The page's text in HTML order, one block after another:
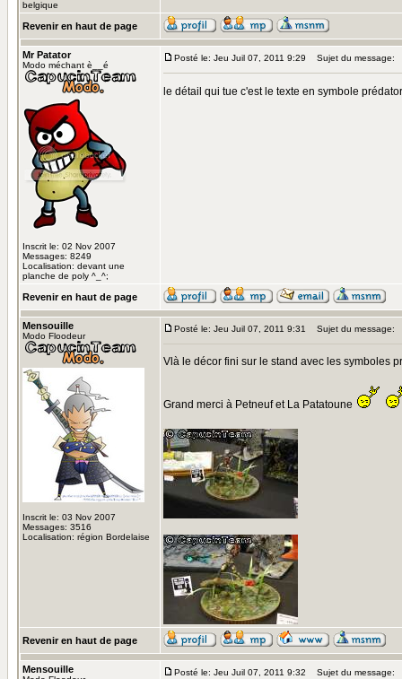
belgique
Revenir en haut de page
Mr Patator
Modo méchant è__é
Inscrit le: 02 Nov 2007
Messages: 8249
Localisation: devant une
planche de poly ^_^;
Posté le: Jeu Juil 07, 2011 9:29 Sujet du message:
le détail qui tue c'est le texte en symbole
Revenir en haut de page
Mensouille
Modo Floodeur
Inscrit le: 03 Nov 2007
Messages: 3516
Localisation: région Bordelaise
Posté le: Jeu Juil 07, 2011 9:31 Sujet du message:
Vlà le décor fini sur le stand avec les symboles
Grand merci à Petneuf et La Patatoune
Revenir en haut de page
Mensouille Posté le: Jeu Juil 07, 2011 9:32 Sujet du message: